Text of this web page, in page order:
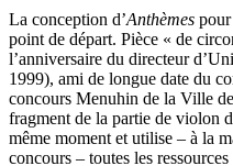
La conception d’Anthèmes
point de départ. Pièce « de
l’anniversaire du directeur
1999), ami de longue date du
concours Menuhin de la Ville
fragment de la partie de violon
même moment et utilise – à la
concours – toutes les